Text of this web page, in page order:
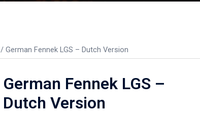
/ German Fennek LGS – Dutch Version
German Fennek LGS –
Dutch Version